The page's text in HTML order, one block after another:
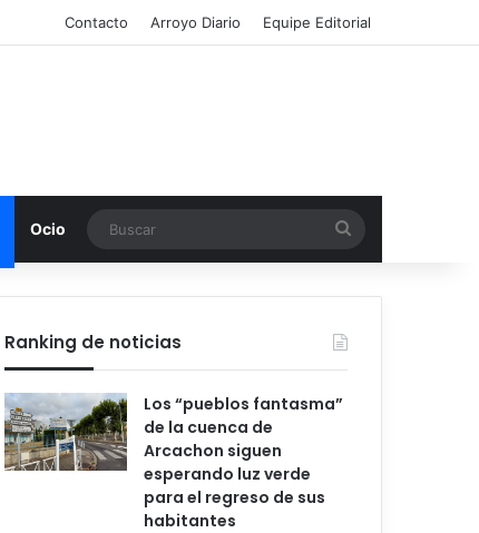
Contacto Arroyo Diario Equipe Editorial
Ocio
Ranking de noticias
Los “pueblos fantasma”
de la cuenca de
Arcachon siguen
esperando luz verde
para el regreso de sus
habitantes